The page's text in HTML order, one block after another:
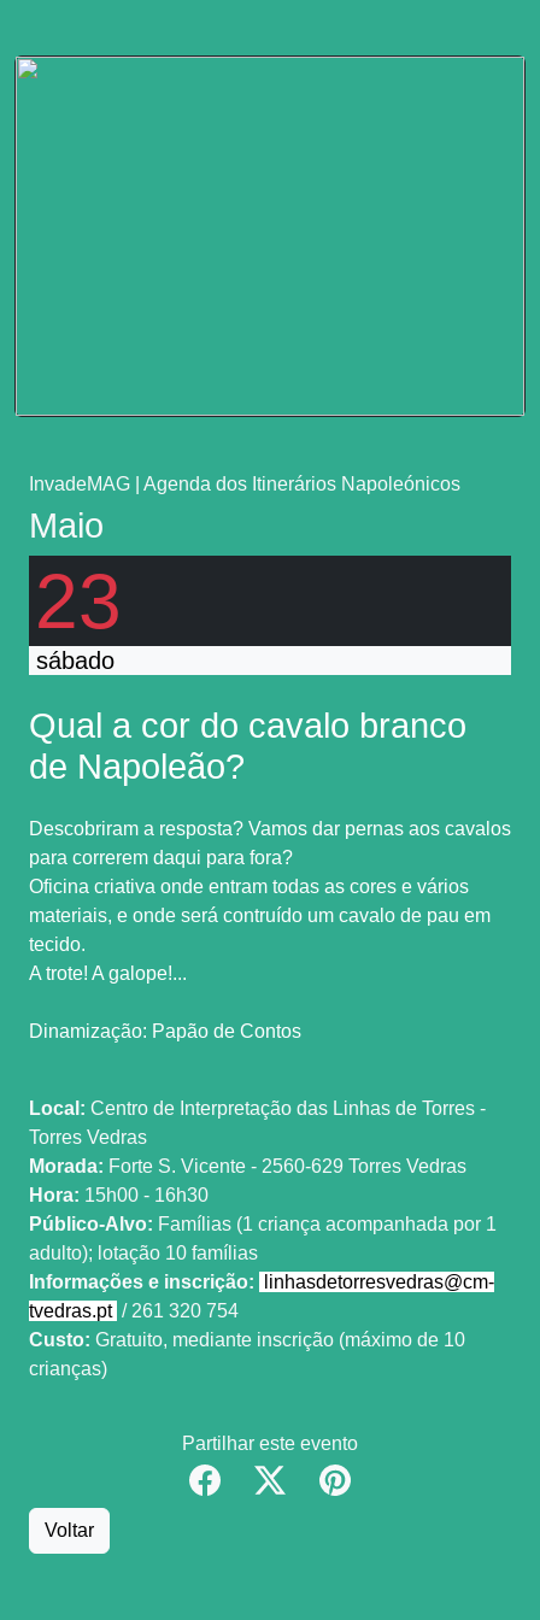
InvadeMAG Agenda dos Itinerários Napoleónicos
Maio
23
sábado
Qual a cor do cavalo branco
de Napoleão?
Descobriram a resposta? Vamos dar pernas aos cavalos
para correrem daqui para fora?
Oficina criativa onde entram todas as cores e vários
materiais, e onde será contruído um cavalo de pau em
tecido.
A trote! A galope!...
Dinamização: Papão de Contos
Local: Centro de Interpretação das Linhas de Torres -
Torres Vedras
Morada: Forte S. Vicente - 2560-629 Torres Vedras
Hora: 15h00 - 16h30
Público-Alvo: Famílias (1 criança acompanhada por 1
adulto); lotação 10 famílias
Informações e inscrição:
linhasdetorresvedras@cm-
tvedras.pt / 261 320 754
Custo: Gratuito, mediante inscrição (máximo de 10
crianças)
Partilhar este evento
Voltar